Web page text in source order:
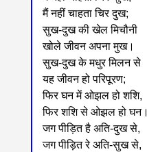
मैं नहीं चाहता चिर दुख;
सुख-दुख की खेल मिचौनी
खोले जीवन अपना मुख।
सुख-दुख के मधुर मिलन से
यह जीवन हो परिपूरण;
फिर घन में ओझल हो शशि,
फिर शशि से ओझल हो घन।
जग पीड़ित है अति-दुख से,
जग पीड़ित रे अति-सुख से,